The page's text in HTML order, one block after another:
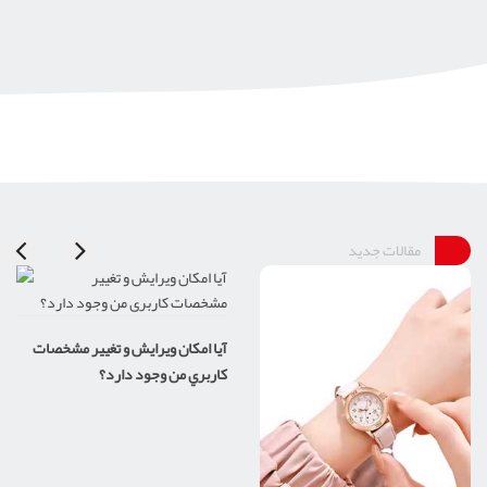
مقالات جدید
آيا امکان ويرايش و تغيير مشخصات
کاربري من وجود دارد؟